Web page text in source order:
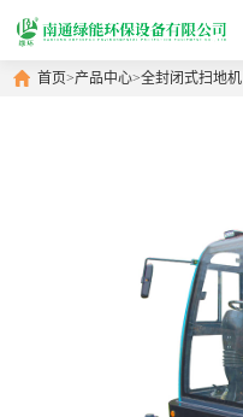
首页>产品中心>全封闭式扫地机